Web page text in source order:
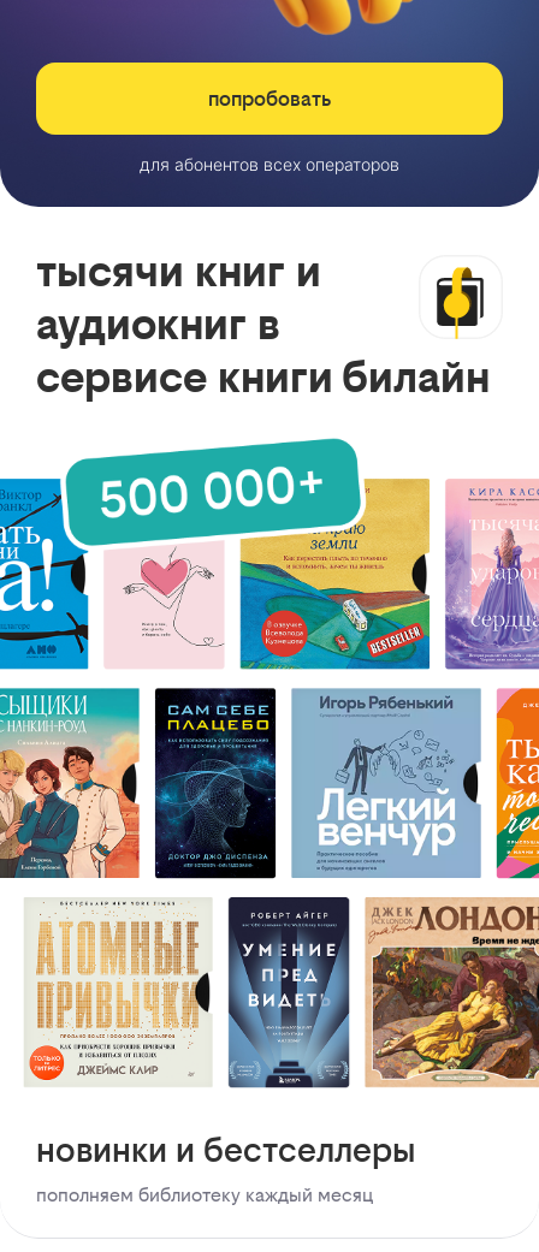
попробовать
для абонентов всех операторов
тысячи книг и
аудиокниг в
сервисе книги билайн
новинки и бестселлеры
пополняем библиотеку каждый месяц